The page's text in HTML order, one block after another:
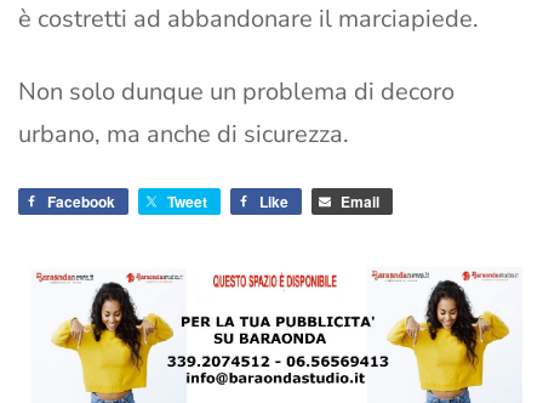
è costretti ad abbandonare il marciapiede.
Non solo dunque un problema di decoro
urbano, ma anche di sicurezza.
Facebook Tweet Like Email